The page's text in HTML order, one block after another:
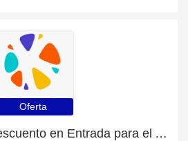
Oferta
Obtenga 9% de descuento en Entrada para el Acuario Coex de Seúl | finaliza pronto